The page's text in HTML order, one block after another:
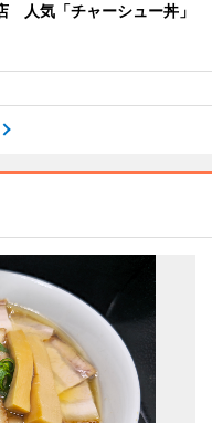
人気「チャーシュー丼」